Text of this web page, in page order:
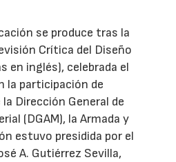
se produce tras la
Crítica del Diseño
en inglés), celebrada el
la participación de
Dirección General de
(DGAM), la Armada y
estuvo presidida por el
A. Gutiérrez Sevilla,